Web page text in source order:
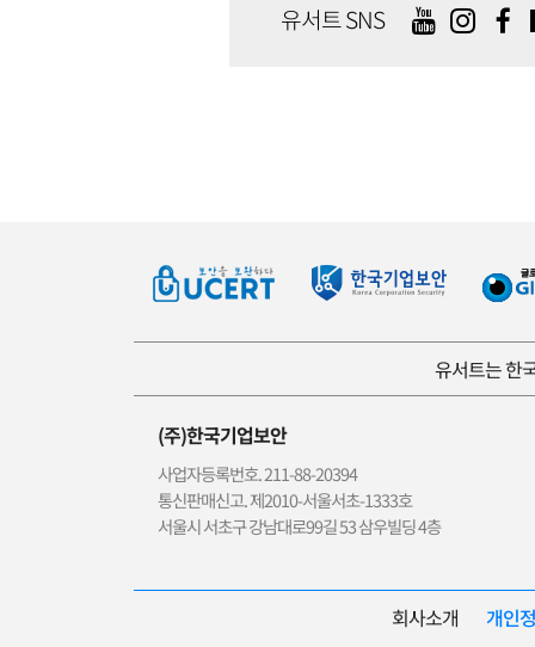
유서트 SNS
유서트는 한
(주)한국기업보안
사업자등록번호. 211-88-20394
통신판매신고. 제2010-서울서초-1333호
서울시 서초구 강남대로99길 53 삼우빌딩 4층
회사소개 개인